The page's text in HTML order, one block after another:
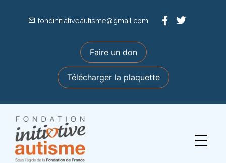
fondinitiativeautisme@gmail.com
Faire un don
Télécharger la plaquette